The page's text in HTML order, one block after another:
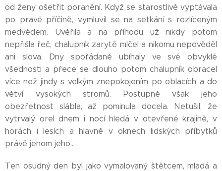
od ženy ošetřit poranění. Když se starostlivě vyptávala
po pravé příčině, vymluvil se na setkání s rozlíceným
medvědem. Uvěřila a na příhodu už nikdy potom
nepřišla řeč, chalupník zarytě mlčel a nikomu nepověděl
ani slova. Dny spořádaně ubíhaly ve své obvyklé
všednosti a přece se dlouho potom chalupník obracel
více než jindy s velkým znepokojením po oblacích a do
větví vysokých stromů. Postupně však jeho
obezřetnost slábla, až pominula docela. Netušil, že
vytrvalý orel dnem i nocí hledá v otevřené krajině, v
horách i lesích a hlavně v oknech lidských příbytků
právě jenom jeho...
Ten osudný den byl jako vymalovaný štětcem, mladá a